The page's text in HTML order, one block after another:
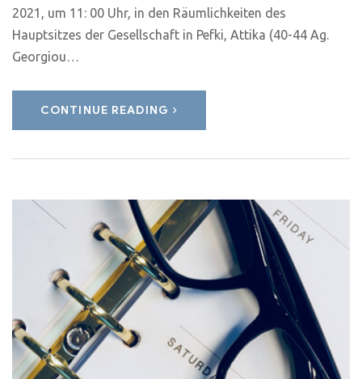
2021, um 11: 00 Uhr, in den Räumlichkeiten des
Hauptsitzes der Gesellschaft in Pefki, Attika (40-44 Ag.
Georgiou…
CONTINUE READING